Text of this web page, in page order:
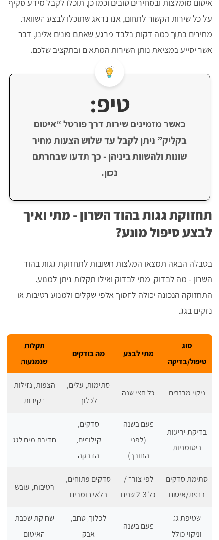
איטום מומלצות ובמחירים טובים וכמו כן, תוכלו לקבל מידע מקיף
על כל שירות הקשור לתחום, אנו נדאג שתוכלו לבצע השוואת
מחירים בתוך כמה דקות בלבד מרגע שאתם פונים אלינו, דבר
אשר יסייע במציאת נותן השירות המתאים ובתקציב שלכם.
טיפ:
כאשר מזמינים שירות דרך פורטל “איטום
בקליק” ניתן לקבל עד שלוש הצעות מחיר
שונות ולהשוות ביניהן - כך תדעו שבחרתם
נכון.
תחזוקת גגות בהוד השרון - מתי ואיך
לבצע טיפול מונע?
בטבלה הבאה תמצאו המלצות חשובות לתחזוקת גגות בהוד
השרון - מה לבדוק, מתי לבדוק ואילו תקלות ניתן למנוע.
התחזוקה הנכונה יכולה לחסוך אלפי שקלים ולמנוע רטיבות או
נזקים בגג.
סוג
טיפול/בדיקה
מתי לבצע מה בודקים
תקלות
שנמנעות
ניקוי מרזבים כל חצי שנה
סתימות, עלים,
לכלוך
הצפות, נזילות
בקירות
בדיקת יריעות
ביטומניות
פעם בשנה
(לפני
החורף)
סדקים,
קילופים,
הדבקה
חדירת מים לגג
סתימת סדקים
בזפת/איטום
לפי צורך /
כל 2-3 שנים
סדקים פתוחים,
בלאי חומרים
רטיבות, עובש
שטיפת גג
וניקוי כולל
פעם בשנה
לכלוך, טחב,
אבק
שחיקת שכבת
האיטום